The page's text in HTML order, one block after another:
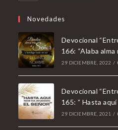
Novedades
Devocional
166: “Alaba alma
29 DICIEMBRE, 2022 /
Devocional
165: ” Hasta
29 DICIEMBRE, 2021 /